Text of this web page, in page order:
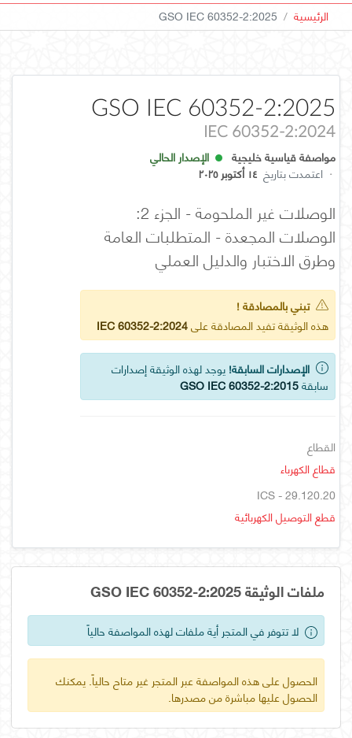
الرئيسية GSO IEC 60352-2:2025
GSO IEC 60352-2:2025
IEC 60352-2:2024
مواصفة قياسية خليجية
الإصدار الحالي
· اعتمدت بتاريخ ١٤ أكتوبر ٢٠٢٥
الوصلات غير الملحومة - الجزء 2:
الوصلات المجعدة - المتطلبات العامة
وطرق الاختبار والدليل العملي
تبني بالمصادقة !
هذه الوثيقة تفيد المصادقة علىIEC 60352-2:2024
الإصدارات السابقة! يوجد لهذه الوثيقة إصدارات
سابقةGSO IEC 60352-2:2015
القطاع
قطاع الكهرباء
ICS - 29.120.20
قطع التوصيل الكهربائية
ملفات الوثيقة GSO IEC 60352-2:2025
لا تتوفر في المتجر أية ملفات لهذه المواصفة حالياً
الحصول على هذه المواصفة عبر المتجر غير متاح حالياً. يمكنك
الحصول عليها مباشرة من مصدرها.